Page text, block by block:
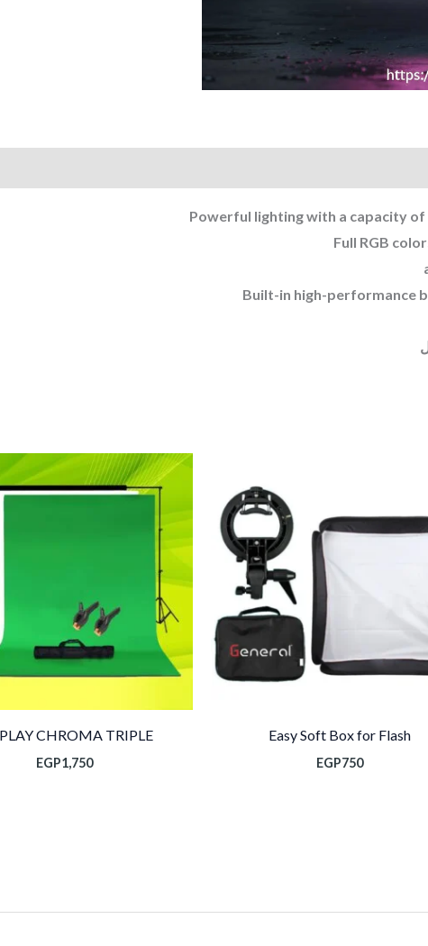
Powerful lighting with a capacity
Full RGB
Built-in high-performance
Easy Soft Box for Flash
EGP750
CHROMA TRIPLE
EGP1,750